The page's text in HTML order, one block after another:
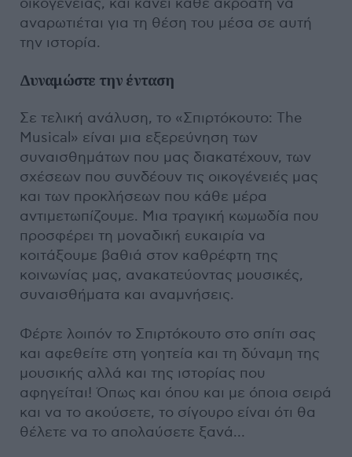
οικογένειας, και κάνει κάθε ακροατή να
αναρωτιέται για τη θέση του μέσα σε αυτή
την ιστορία.
Δυναμώστε την ένταση
Σε τελική ανάλυση, το «Σπιρτόκουτο: The
Musical» είναι μια εξερεύνηση των
συναισθημάτων που μας διακατέχουν, των
σχέσεων που συνδέουν τις οικογένειές μας
και των προκλήσεων που κάθε μέρα
αντιμετωπίζουμε. Μια τραγική κωμωδία που
προσφέρει τη μοναδική ευκαιρία να
κοιτάξουμε βαθιά στον καθρέφτη της
κοινωνίας μας, ανακατεύοντας μουσικές,
συναισθήματα και αναμνήσεις.
Φέρτε λοιπόν το Σπιρτόκουτο στο σπίτι σας
και αφεθείτε στη γοητεία και τη δύναμη της
μουσικής αλλά και της ιστορίας που
αφηγείται! Όπως και όπου και με όποια σειρά
και να το ακούσετε, το σίγουρο είναι ότι θα
θέλετε να το απολαύσετε ξανά…